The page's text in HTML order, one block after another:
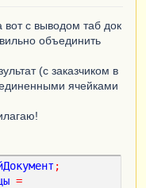
.Ссылка = &Ссылка
с выводом таб док
объединить
(с заказчиком в
ячейками
;
=